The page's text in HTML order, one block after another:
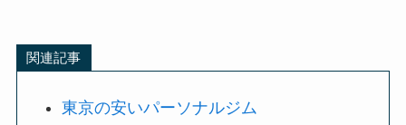
関連記事
東京の安いパーソナルジム